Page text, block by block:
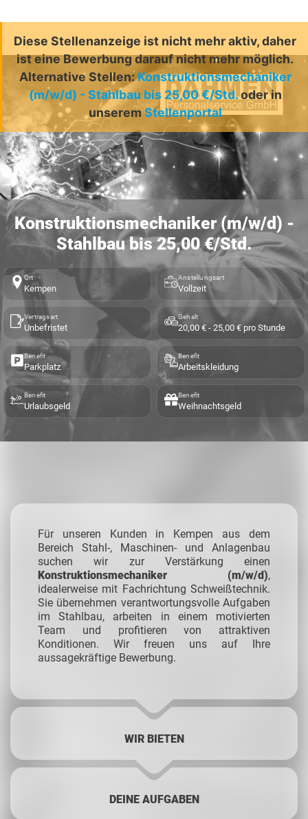
Diese Stellenanzeige ist nicht mehr aktiv, daher
ist eine Bewerbung darauf nicht mehr möglich.
Alternative Stellen:Konstruktionsmechaniker
(m/w/d) - Stahlbau bis 25,00 €/Std. oder in
unserem Stellenportal
Konstruktionsmechaniker (m/w/d) -
Stahlbau bis 25,00 €/Std.
Ort
Kempen
Anstellungsart
Vollzeit
Vertragsart
Unbefristet
Gehalt
20,00 € - 25,00 € pro Stunde
Benefit
Parkplatz
Benefit
Arbeitskleidung
Benefit
Urlaubsgeld
Benefit
Weihnachtsgeld
Für unseren Kunden in Kempen aus dem
Bereich Stahl-, Maschinen- und Anlagenbau
suchen wir zur Verstärkung einen
Konstruktionsmechaniker (m/w/d),
idealerweise mit Fachrichtung Schweißtechnik.
Sie übernehmen verantwortungsvolle Aufgaben
im Stahlbau, arbeiten in einem motivierten
Team und profitieren von attraktiven
Konditionen. Wir freuen uns auf Ihre
aussagekräftige Bewerbung.
WIR BIETEN
DEINE AUFGABEN